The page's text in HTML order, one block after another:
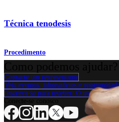
Técnica tenodesis
Procedimento
Contacte um representante
Veja eventos, laboratórios e
Inscreva-se para receber: O que há de